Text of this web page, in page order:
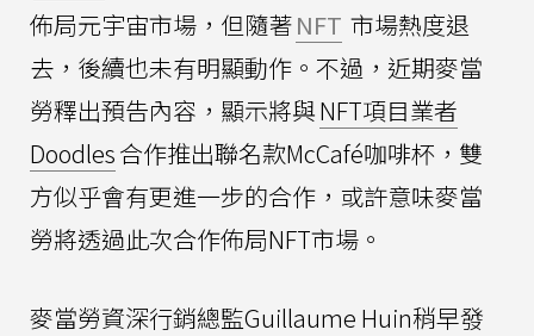
佈局元宇宙市場，但隨著NFT 市場熱度退
去，後續也未有明顯動作。不過，近期麥當
勞釋出預告內容，顯示將與NFT項目業者
Doodles合作推出聯名款McCafé咖啡杯，雙
方似乎會有更進一步的合作，或許意味麥當
勞將透過此次合作佈局NFT市場。
麥當勞資深行銷總監Guillaume Huin稍早發